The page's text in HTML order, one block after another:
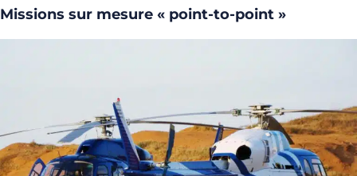
Missions sur mesure « point-to-point »